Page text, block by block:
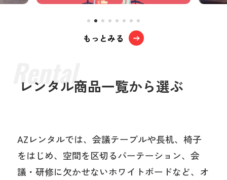
もっとみる
レンタル商品一覧から選ぶ
AZレンタルでは、会議テーブルや長机、椅子
をはじめ、空間を区切るパーテーション、会
議・研修に欠かせないホワイトボードなど、オ